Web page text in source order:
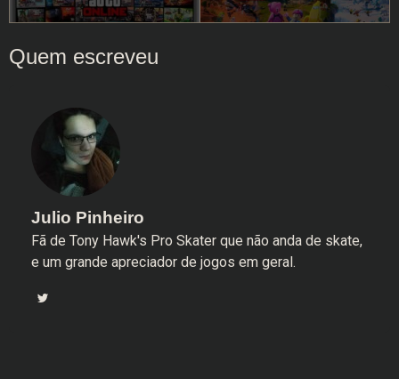
Julio Pinheiro
Fã de Tony Hawk's Pro Skater que não anda de skate,
e um grande apreciador de jogos em geral.